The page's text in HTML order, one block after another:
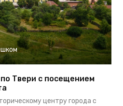
Твери с посещением
центру города с